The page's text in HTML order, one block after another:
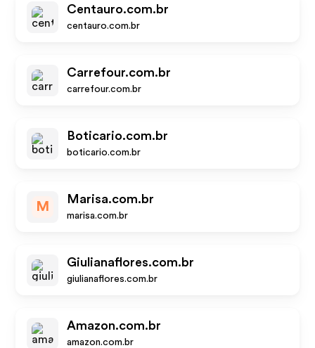
Centauro.com.br
centauro.com.br
Carrefour.com.br
carrefour.com.br
Boticario.com.br
boticario.com.br
M
Marisa.com.br
marisa.com.br
Giulianaflores.com.br
giulianaflores.com.br
Amazon.com.br
amazon.com.br